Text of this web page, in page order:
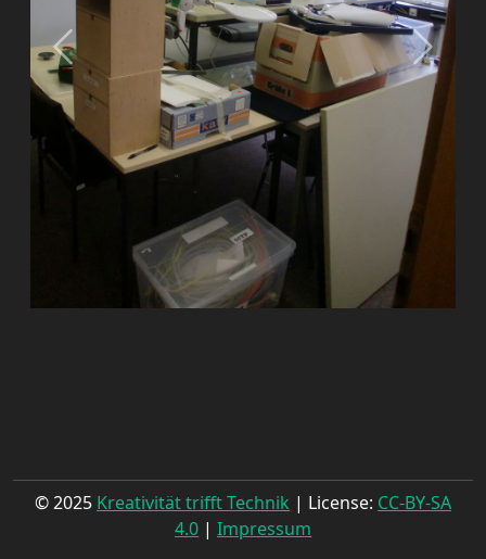
© 2025 Kreativität trifft Technik | License: CC-BY-SA
4.0 | Impressum